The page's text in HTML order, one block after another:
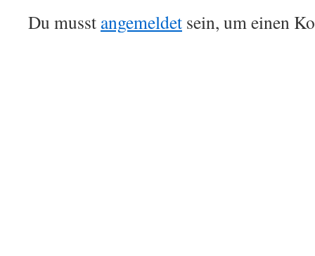
Du musst angemeldet sein, um einen